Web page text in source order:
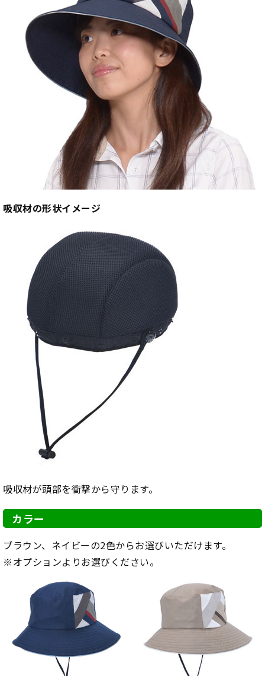
吸収材の形状イメージ
吸収材が頭部を衝撃から守ります。
カラー
ブラウン、ネイビーの2色からお選びいただけます。
※オプションよりお選びください。